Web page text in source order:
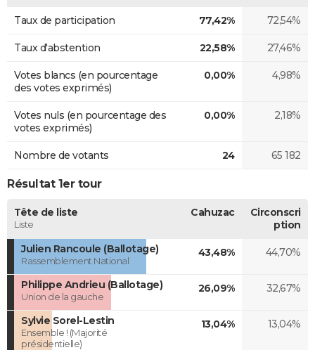
Taux de participation 77,42% 72,54%
Taux d'abstention 22,58% 27,46%
Votes blancs (en pourcentage
des votes exprimés)
0,00% 4,98%
Votes nuls (en pourcentage des
votes exprimés)
0,00% 2,18%
Nombre de votants 24 65 182
Résultat 1er tour
Tête de liste
Liste
Cahuzac
Circonscri
ption
Julien Rancoule (Ballotage)
Rassemblement National
43,48% 44,70%
Philippe Andrieu (Ballotage)
Union de la gauche
26,09% 32,67%
Sylvie Sorel-Lestin
Ensemble ! (Majorité
présidentielle)
13,04% 13,04%